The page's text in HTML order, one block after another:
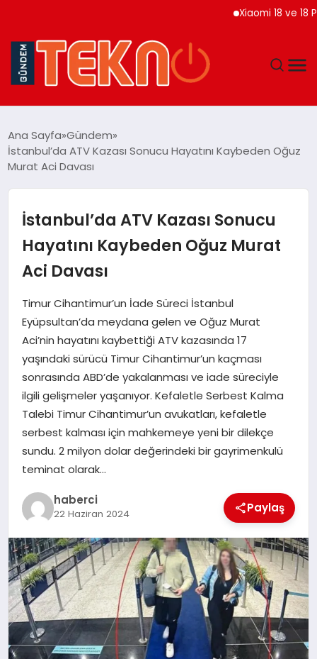
Xiaomi 18 ve 18 Pro
GÜNDEM
EKONOMI
MAGAZIN
SAĞLIK
SIYASET
SPOR
YAŞAM
Ana Sayfa Gündem
İstanbul’da ATV Kazası Sonucu Hayatını Kaybeden Oğuz
Murat Aci Davası
İstanbul’da ATV Kazası Sonucu
Hayatını Kaybeden Oğuz Murat
Aci Davası
Timur Cihantimur’un İade Süreci İstanbul
Eyüpsultan’da meydana gelen ve Oğuz Murat
Aci’nin hayatını kaybettiği ATV kazasında 17
yaşındaki sürücü Timur Cihantimur’un kaçması
sonrasında ABD’de yakalanması ve iade süreciyle
ilgili gelişmeler yaşanıyor. Kefaletle Serbest Kalma
Talebi Timur Cihantimur’un avukatları, kefaletle
serbest kalması için mahkemeye yeni bir dilekçe
sundu. 2 milyon dolar değerindeki bir gayrimenkulü
teminat olarak…
haberci
22 Haziran 2024 Paylaş